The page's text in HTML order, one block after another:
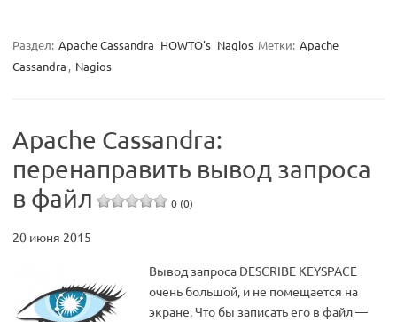
Раздел: Apache Cassandra HOWTO's Nagios Метки: Apache
Cassandra , Nagios
Apache Cassandra:
перенаправить вывод запроса
в файл
0 (0)
20 июня 2015
Вывод запроса DESCRIBE KEYSPACE
очень большой, и не помещается на
экране. Что бы записать его в файл —